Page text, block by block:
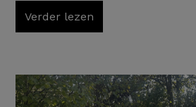
Verder lezen